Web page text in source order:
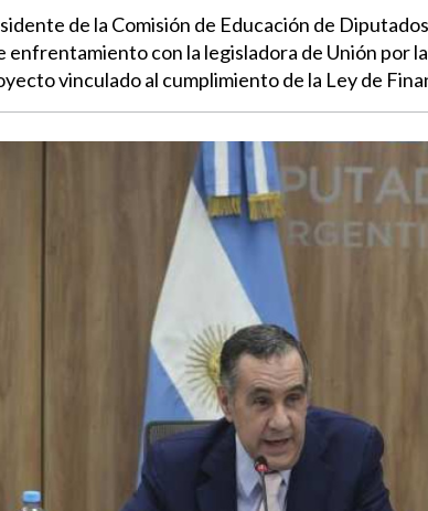
de la Comisión de Educación de
con la legisladora de Unión por
vinculado al cumplimiento de la Ley de